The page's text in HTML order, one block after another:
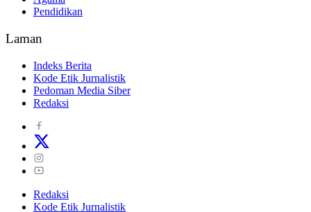
Pendidikan
Laman
Indeks Berita
Kode Etik Jurnalistik
Pedoman Media Siber
Redaksi
Redaksi
Kode Etik Jurnalistik